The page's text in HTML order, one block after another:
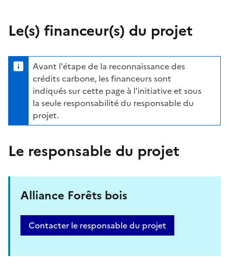
Le(s) financeur(s) du projet
Avant l'étape de la reconnaissance des
crédits carbone, les financeurs sont
indiqués sur cette page à l'initiative et sous
la seule responsabilité du responsable du
projet.
Le responsable du projet
Alliance Forêts bois
Contacter le responsable du projet